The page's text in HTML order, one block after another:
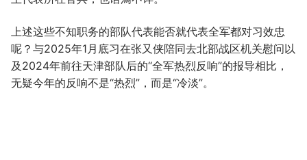
上述这些不知职务的部队代表能否就代表全军都对习效忠
呢？与2025年1月底习在张又侠陪同去北部战区机关慰问以
及2024年前往天津部队后的“全军热烈反响”的报导相比，
无疑今年的反响不是“热烈”，而是“冷淡”。